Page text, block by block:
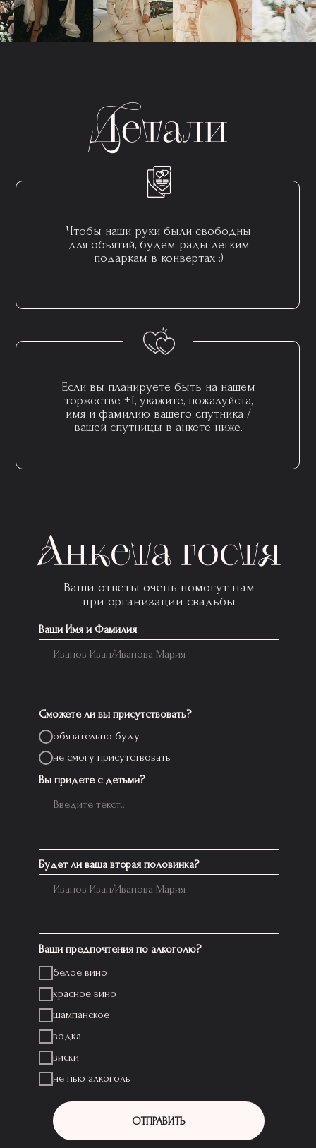
Чтобы наши руки были свободны
для объятий, будем рады легким
подаркам в конвертах :)
Если вы планируете быть на нашем
торжестве +1, укажите, пожалуйста,
имя и фамилию вашего спутника /
вашей спутницы в анкете ниже.
Ваши Имя и Фамилия
Сможете ли вы присутствовать?
обязательно буду
не смогу присутствовать
Вы придете с детьми?
Будет ли ваша вторая половинка?
Ваши предпочтения по алкоголю?
белое вино
красное вино
шампанское
водка
виски
не пью алкоголь
ОТПРАВИТЬ
Ваши ответы очень помогут нам
при организации свадьбы